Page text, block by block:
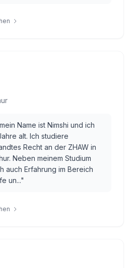
Name ist Nimshi und ich
alt. Ich studiere
Recht an der ZHAW in
Neben meinem Studium
auch Erfahrung im Bereich
un..."